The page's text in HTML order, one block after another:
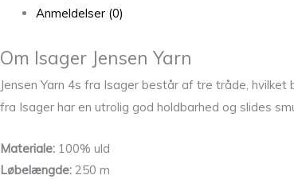
Anmeldelser (0)
Om Isager Jensen Yarn
Jensen Yarn 4s fra Isager består af tre tråde,
fra Isager har en utrolig god holdbarhed og slides
Materiale: 100% uld
Løbelængde: 250 m